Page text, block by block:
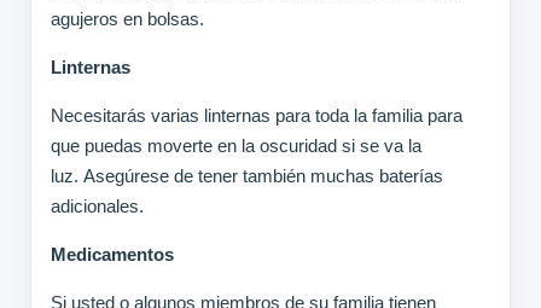
agujeros en bolsas.
Linternas
Necesitarás varias linternas para toda la familia para
que puedas moverte en la oscuridad si se va la
luz. Asegúrese de tener también muchas baterías
adicionales.
Medicamentos
Si usted o algunos miembros de su familia tienen